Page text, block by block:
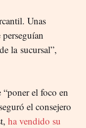
Unas
la sucursal”,
el foco en
el consejero
ha vendido su